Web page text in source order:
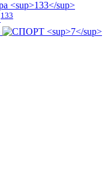
133